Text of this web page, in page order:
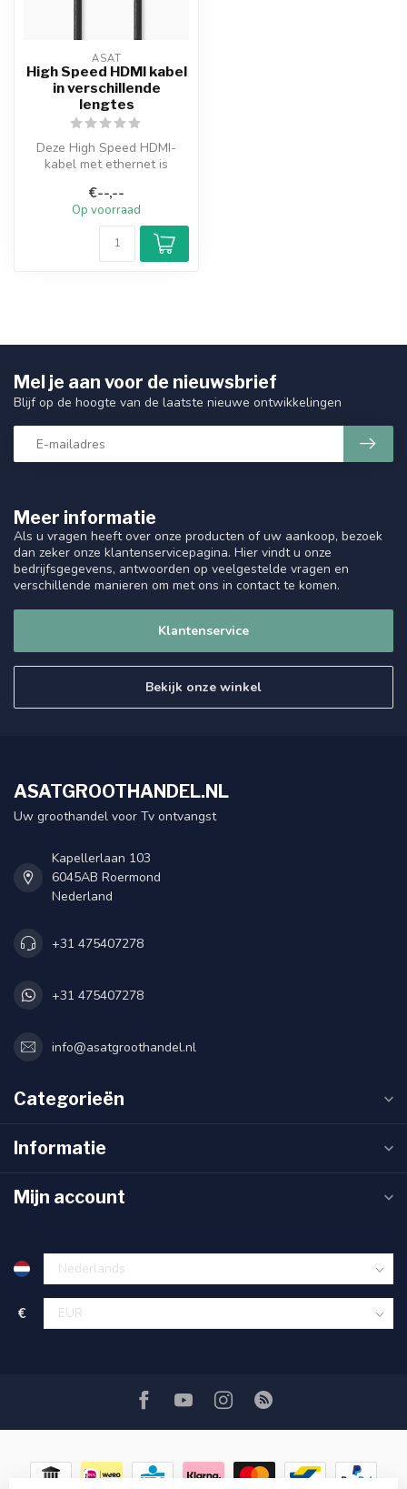
ASAT
High Speed HDMI kabel
in verschillende
lengtes
Deze High Speed HDMI-
kabel met ethernet is
netwerken van appar...
€--,--
Op voorraad
Meer informatie
Als u vragen heeft over onze producten of uw aankoop, bezoek
dan zeker onze klantenservicepagina. Hier vindt u onze
bedrijfsgegevens, antwoorden op veelgestelde vragen en
verschillende manieren om met ons in contact te komen.
Klantenservice
Bekijk onze winkel
Mel je aan voor de nieuwsbrief
Blijf op de hoogte van de laatste nieuwe ontwikkelingen
ASATGROOTHANDEL.NL
Uw groothandel voor Tv ontvangst
Kapellerlaan 103
6045AB Roermond
Nederland
+31 475407278
+31 475407278
info@asatgroothandel.nl
Categorieën
Informatie
Mijn account
€